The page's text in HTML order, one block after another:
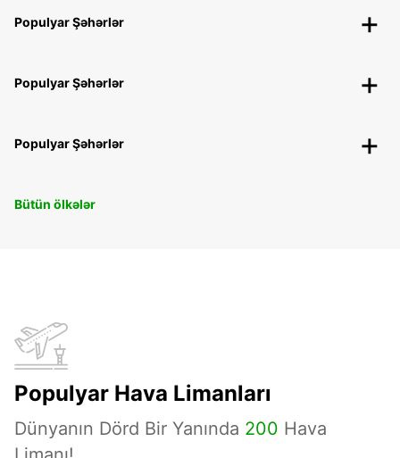
Populyar Şəhərlər
Populyar Şəhərlər
Populyar Şəhərlər
Bütün ölkələr
Populyar Hava Limanları
Dünyanın Dörd Bir Yanında 200 Hava